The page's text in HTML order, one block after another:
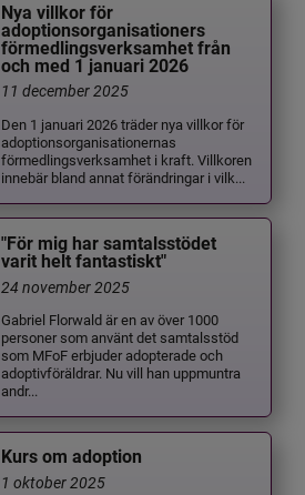
Nya villkor för
adoptionsorganisationers
förmedlingsverksamhet från
och med 1 januari 2026
11 december 2025
Den 1 januari 2026 träder nya villkor för
adoptionsorganisationernas
förmedlingsverksamhet i kraft. Villkoren
innebär bland annat förändringar i vilk...
"För mig har samtalsstödet
varit helt fantastiskt"
24 november 2025
Gabriel Florwald är en av över 1000
personer som använt det samtalsstöd
som MFoF erbjuder adopterade och
adoptivföräldrar. Nu vill han uppmuntra
andr...
Kurs om adoption
1 oktober 2025